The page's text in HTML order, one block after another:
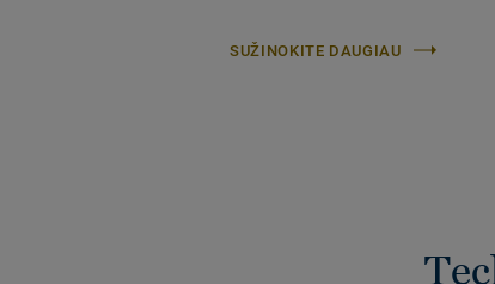
SUŽINOKITE DAUGIAU